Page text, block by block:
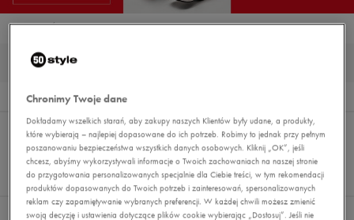
STRONA GŁÓWNA UP8 SUNFIRE
0
Wyników
Sortuj:
REKOMENDOWANE
FILTRUJ
Pokaż
60
z 0
Chronimy Twoje dane
Dokładamy wszelkich starań, aby zakupy naszych Klientów były udane, a produkty,
które wybierają – najlepiej dopasowane do ich potrzeb. Robimy to jednak przy pełnym
poszanowaniu bezpieczeństwa wszystkich danych osobowych. Kliknij „OK”, jeśli
chcesz, abyśmy wykorzystywali informacje o Twoich zachowaniach na naszej stronie
do przygotowania personalizowanych specjalnie dla Ciebie treści, w tym rekomendacji
produktów dopasowanych do Twoich potrzeb i zainteresowań, spersonalizowanych
reklam czy zapamiętywanie wybranych preferencji. W każdej chwili możesz zmienić
swoją decyzję i ustawienia dotyczące plików cookie wybierając „Dostosuj”. Jeśli nie